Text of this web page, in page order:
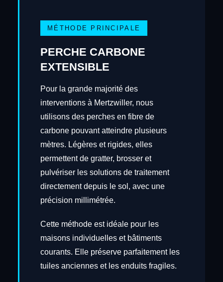
MÉTHODE PRINCIPALE
PERCHE CARBONE
EXTENSIBLE
Pour la grande majorité des
interventions à Mertzwiller, nous
utilisons des perches en fibre de
carbone pouvant atteindre plusieurs
mètres. Légères et rigides, elles
permettent de gratter, brosser et
pulvériser les solutions de traitement
directement depuis le sol, avec une
précision millimétrée.
Cette méthode est idéale pour les
maisons individuelles et bâtiments
courants. Elle préserve parfaitement les
tuiles anciennes et les enduits fragiles.